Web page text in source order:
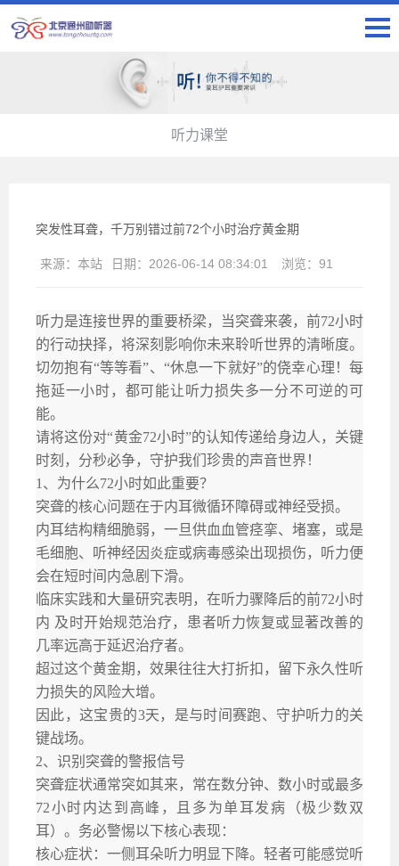
听力课堂
突发性耳聋，千万别错过前72个小时治疗黄金期
来源： 本站 日期： 2026-06-14 08:34:01 浏览： 91
听力是连接世界的重要桥梁，当突聋来袭，前72小时
的行动抉择，将深刻影响你未来聆听世界的清晰度。
切勿抱有“等等看”、“休息一下就好”的侥幸心理！每
拖延一小时，都可能让听力损失多一分不可逆的可
能。
请将这份对“黄金72小时”的认知传递给身边人，关键
时刻，分秒必争，守护我们珍贵的声音世界！
1、 为什么72小时如此重要？
突聋的核心问题在于内耳微循环障碍或神经受损。
内耳结构精细脆弱，一旦供血血管痉挛、堵塞，或是
毛细胞、听神经因炎症或病毒感染出现损伤，听力便
会在短时间内急剧下滑。
临床实践和大量研究表明，在听力骤降后的前72小时
内 及时开始规范治疗，患者听力恢复或显著改善的
几率远高于延迟治疗者。
超过这个黄金期，效果往往大打折扣，留下永久性听
力损失的风险大增。
因此，这宝贵的3天，是与时间赛跑、守护听力的关
键战场。
2、 识别突聋的警报信号
突聋症状通常突如其来，常在数分钟、数小时或最多
72小时内达到高峰，且多为单耳发病（极少数双
耳）。务必警惕以下核心表现：
核心症状： 一侧耳朵听力明显下降。轻者可能感觉听